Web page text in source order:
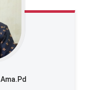
Ama.Pd